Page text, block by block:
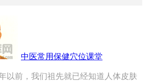
中医常用保健穴位课堂
以前，我们祖先就已经知道人体皮肤